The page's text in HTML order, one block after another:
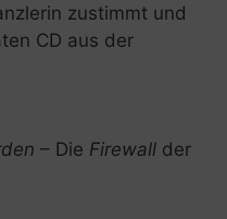
zustimmt und
CD aus der
– Die Firewall der